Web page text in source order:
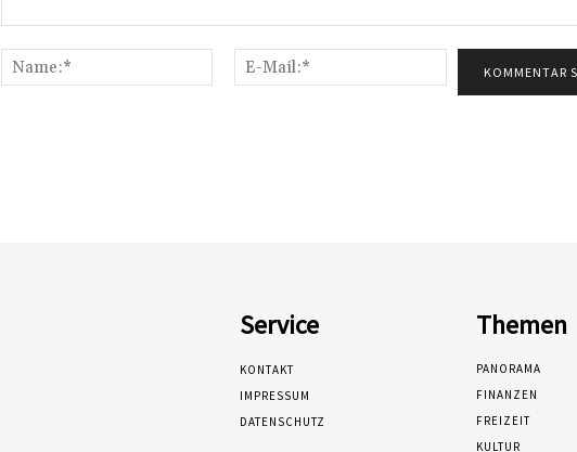
Name:*
Mail:*
Service
KONTAKT
IMPRESSUM
DATENSCHUTZ
Themen
PANORAMA
FINANZEN
FREIZEIT
KULTUR